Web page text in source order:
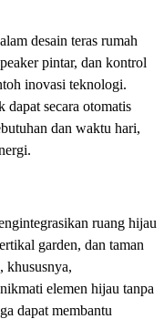
desain teras rumah
pintar, dan kontrol
inovasi teknologi.
secara otomatis
dan waktu hari,
ruang hijau
garden, dan taman
khususnya,
elemen hijau tanpa
dapat membantu